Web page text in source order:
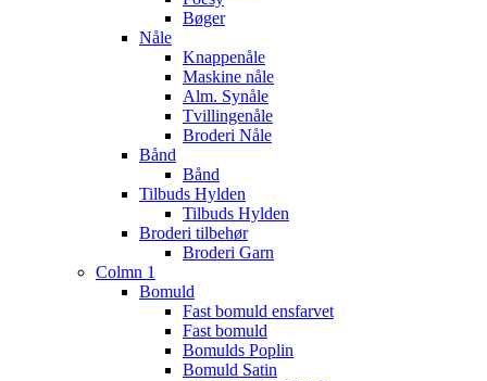
Bøger
Nåle
Knappenåle
Maskine nåle
Alm. Synåle
Tvillingenåle
Broderi Nåle
Bånd
Bånd
Tilbuds Hylden
Tilbuds Hylden
Broderi tilbehør
Broderi Garn
Colmn 1
Bomuld
Fast bomuld ensfarvet
Fast bomuld
Bomulds Poplin
Bomuld Satin